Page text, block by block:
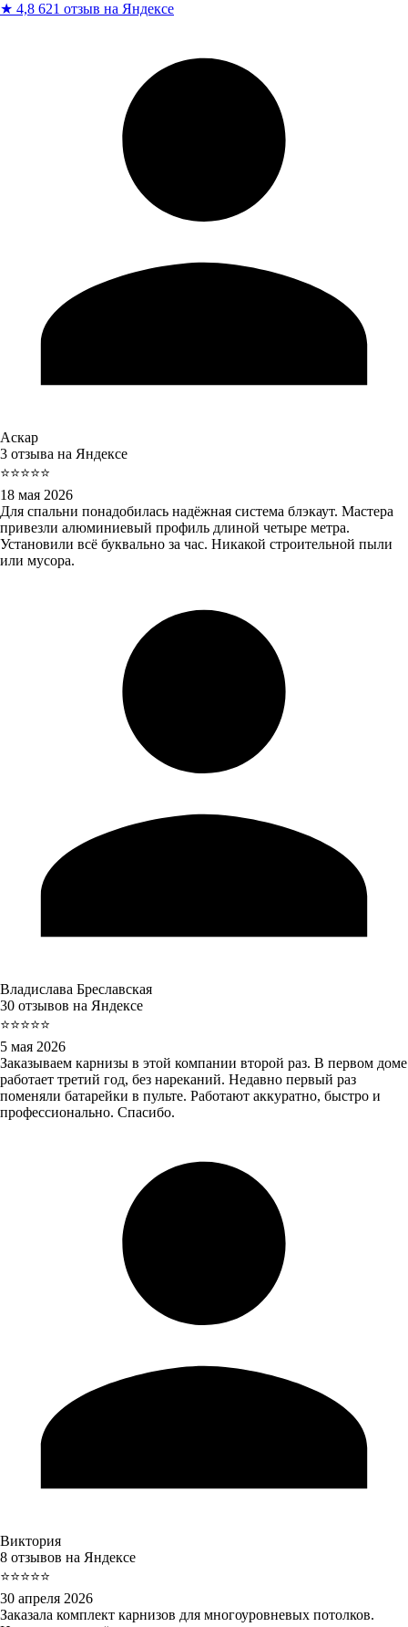
★ 4,8 621 отзыв на Яндексе
Аскар
3 отзыва на Яндексе
⭐⭐⭐⭐⭐
18 мая 2026
Для спальни понадобилась надёжная система блэкаут. Мастера
привезли алюминиевый профиль длиной четыре метра.
Установили всё буквально за час. Никакой строительной пыли
или мусора.
Владислава Бреславская
30 отзывов на Яндексе
⭐⭐⭐⭐⭐
5 мая 2026
Заказываем карнизы в этой компании второй раз. В первом доме
работает третий год, без нареканий. Недавно первый раз
поменяли батарейки в пульте. Работают аккуратно, быстро и
профессионально. Спасибо.
Виктория
8 отзывов на Яндексе
⭐⭐⭐⭐⭐
30 апреля 2026
Заказала комплект карнизов для многоуровневых потолков.